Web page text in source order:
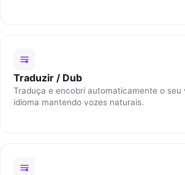
Traduzir / Dub
Traduça e encobri automaticamente o seu
idioma mantendo vozes naturais.